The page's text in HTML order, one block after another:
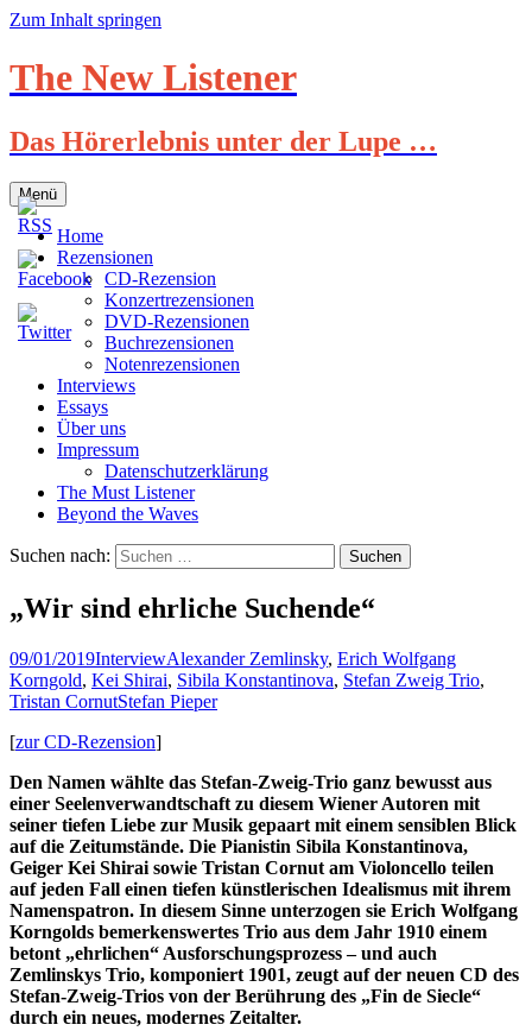
Zum Inhalt springen
The New Listener
Das Hörerlebnis unter der Lupe …
Menü
Home
Rezensionen
CD-Rezension
Konzertrezensionen
DVD-Rezensionen
Buchrezensionen
Notenrezensionen
Interviews
Essays
Über uns
Impressum
Datenschutzerklärung
The Must Listener
Beyond the Waves
Suchen nach:
„Wir sind ehrliche Suchende“
09/01/2019InterviewAlexander Zemlinsky, Erich Wolfgang
Korngold, Kei Shirai, Sibila Konstantinova, Stefan Zweig Trio,
Tristan CornutStefan Pieper
[zur CD-Rezension]
Den Namen wählte das Stefan-Zweig-Trio ganz bewusst aus
einer Seelenverwandtschaft zu diesem Wiener Autoren mit
seiner tiefen Liebe zur Musik gepaart mit einem sensiblen Blick
auf die Zeitumstände. Die Pianistin Sibila Konstantinova,
Geiger Kei Shirai sowie Tristan Cornut am Violoncello teilen
auf jeden Fall einen tiefen künstlerischen Idealismus mit ihrem
Namenspatron. In diesem Sinne unterzogen sie Erich Wolfgang
Korngolds bemerkenswertes Trio aus dem Jahr 1910 einem
betont „ehrlichen“ Ausforschungsprozess – und auch
Zemlinskys Trio, komponiert 1901, zeugt auf der neuen CD des
Stefan-Zweig-Trios von der Berührung des „Fin de Siecle“
durch ein neues, modernes Zeitalter.